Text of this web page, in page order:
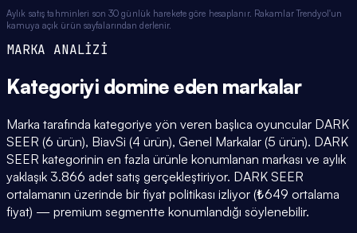
Aylık satış tahminleri son 30 günlük harekete göre hesaplanır. Rakamlar Trendyol'un
kamuya açık ürün sayfalarından derlenir.
MARKA ANALİZİ
Kategoriyi domine eden markalar
Marka tarafında kategoriye yön veren başlıca oyuncular DARK
SEER (6 ürün), BiavSi (4 ürün), Genel Markalar (5 ürün). DARK
SEER kategorinin en fazla ürünle konumlanan markası ve aylık
yaklaşık 3.866 adet satış gerçekleştiriyor. DARK SEER
ortalamanın üzerinde bir fiyat politikası izliyor (₺649 ortalama
fiyat) — premium segmentte konumlandığı söylenebilir.